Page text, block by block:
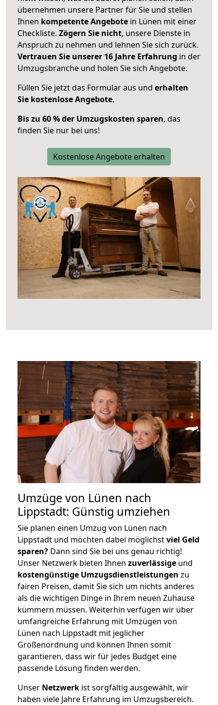
übernehmen unsere Partner für Sie und stellen
Ihnen kompetente Angebote in Lünen mit einer
Checkliste. Zögern Sie nicht, unsere Dienste in
Anspruch zu nehmen und lehnen Sie sich zurück.
Vertrauen Sie unserer 16 Jahre Erfahrung in der
Umzugsbranche und holen Sie sich Angebote.
Füllen Sie jetzt das Formular aus und erhalten
Sie kostenlose Angebote.
Bis zu 60 % der Umzugskosten sparen, das
finden Sie nur bei uns!
Kostenlose Angebote erhalten
Umzüge von Lünen nach
Lippstadt: Günstig umziehen
Sie planen einen Umzug von Lünen nach
Lippstadt und möchten dabei möglichstviel Geld
sparen? Dann sind Sie bei uns genau richtig!
Unser Netzwerk bieten Ihnen zuverlässige und
kostengünstige Umzugsdienstleistungen zu
fairen Preisen, damit Sie sich um nichts anderes
als die wichtigen Dinge in Ihrem neuen Zuhause
kümmern müssen. Weiterhin verfügen wir über
umfangreiche Erfahrung mit Umzügen von
Lünen nach Lippstadt mit jeglicher
Größenordnung und können Ihnen somit
garantieren, dass wir für jedes Budget eine
passende Lösung finden werden.
Unser Netzwerk ist sorgfältig ausgewählt, wir
haben viele Jahre Erfahrung im Umzugsbereich.